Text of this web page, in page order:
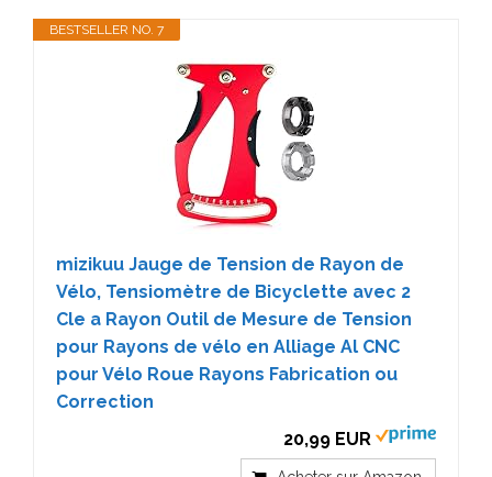
BESTSELLER NO. 7
mizikuu Jauge de Tension de Rayon de
Vélo, Tensiomètre de Bicyclette avec 2
Cle a Rayon Outil de Mesure de Tension
pour Rayons de vélo en Alliage Al CNC
pour Vélo Roue Rayons Fabrication ou
Correction
20,99 EUR